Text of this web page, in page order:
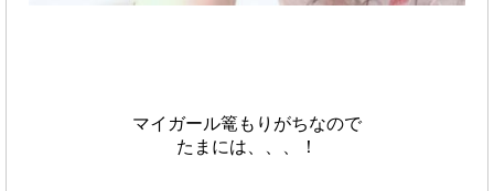
マイガール篭もりがちなので
たまには、、、！